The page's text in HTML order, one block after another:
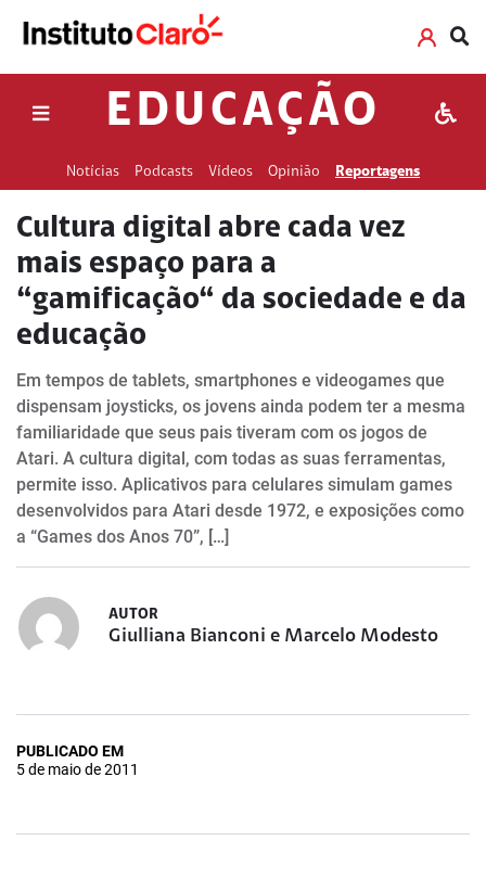
EDUCAÇÃO
Notícias Podcasts Vídeos Opinião Reportagens
Cultura digital abre cada vez
mais espaço para a
“gamificação“ da sociedade e da
educação
Em tempos de tablets, smartphones e videogames que
dispensam joysticks, os jovens ainda podem ter a mesma
familiaridade que seus pais tiveram com os jogos de
Atari. A cultura digital, com todas as suas ferramentas,
permite isso. Aplicativos para celulares simulam games
desenvolvidos para Atari desde 1972, e exposições como
a “Games dos Anos 70”, […]
AUTOR
Giulliana Bianconi e Marcelo Modesto
PUBLICADO EM
5 de maio de 2011